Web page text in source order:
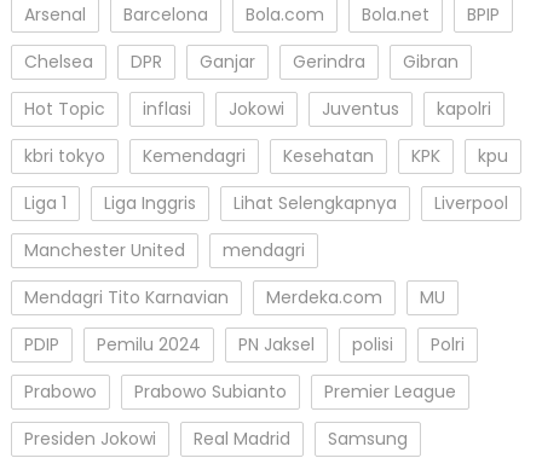
Arsenal Barcelona Bola.com Bola.net
BPIP
Chelsea
DPR Ganjar Gerindra
Gibran
Hot Topic
inflasi Jokowi Juventus
kapolri
kbri tokyo
Kemendagri Kesehatan KPK
kpu
Liga 1
Liga Inggris Lihat Selengkapnya
Liverpool
Manchester United
mendagri
Mendagri Tito Karnavian
Merdeka.com
MU
PDIP
Pemilu 2024 PN Jaksel polisi
Polri
Prabowo
Prabowo Subianto
Premier League
Presiden Jokowi
Real Madrid
Samsung